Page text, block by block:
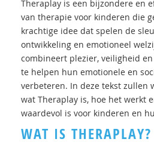
Theraplay is een bijzondere en
van therapie voor kinderen die
krachtige idee dat spelen de
ontwikkeling en emotioneel
combineert plezier, veiligheid
te helpen hun emotionele en
verbeteren. In deze tekst zullen
wat Theraplay is, hoe het werkt
waardevol is voor kinderen en
WAT IS THERAPLAY?